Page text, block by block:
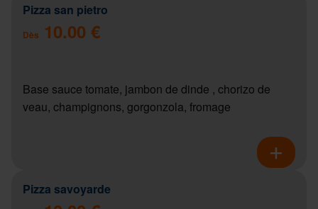
Pizza san pietro
Dès 10.00 €
Base sauce tomate, jambon de dinde , chorizo de
veau, champignons, gorgonzola, fromage
Pizza savoyarde